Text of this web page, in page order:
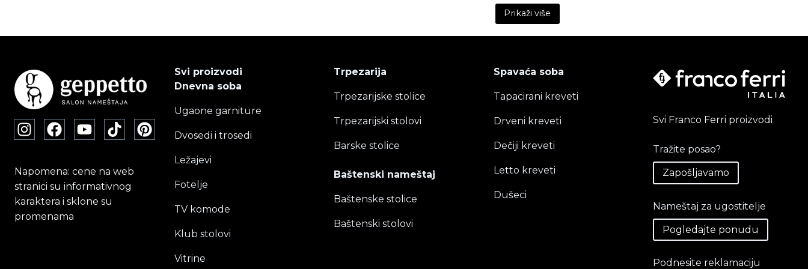
Prikaži više
Napomena: cene na web
stranici su informativnog
karaktera i sklone su
promenama
Svi proizvodi
Dnevna soba
Ugaone garniture
Dvosedi i trosedi
Ležajevi
Fotelje
TV komode
Klub stolovi
Vitrine
Trpezarija
Trpezarijske stolice
Trpezarijski stolovi
Barske stolice
Baštenski nameštaj
Baštenske stolice
Baštenski stolovi
Spavaća soba
Tapacirani kreveti
Drveni kreveti
Dečiji kreveti
Letto kreveti
Dušeci
Svi Franco Ferri proizvodi
Tražite posao?
Zapošljavamo
Nameštaj za ugostitelje
Pogledajte ponudu
Podnesite reklamaciju